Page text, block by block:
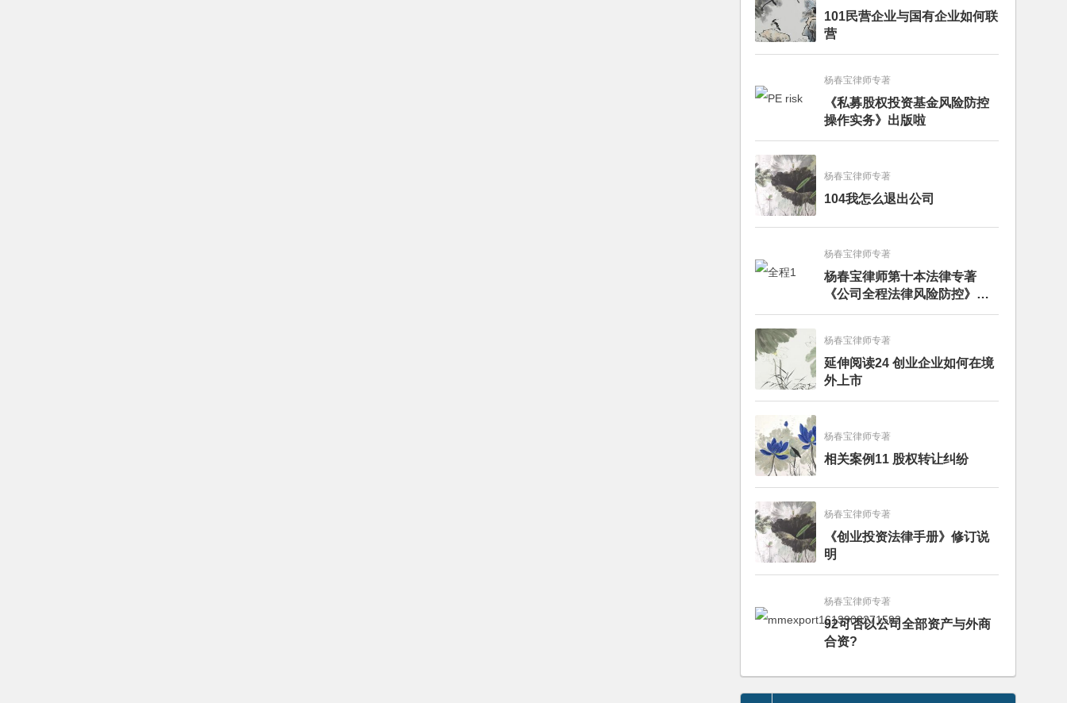
101民营企业与国有企业如何联
营
杨春宝律师专著
《私募股权投资基金风险防控
操作实务》出版啦
杨春宝律师专著
104我怎么退出公司
杨春宝律师专著
杨春宝律师第十本法律专著
《公司全程法律风险防控》出
版
杨春宝律师专著
延伸阅读24 创业企业如何在境
外上市
杨春宝律师专著
相关案例11 股权转让纠纷
杨春宝律师专著
《创业投资法律手册》修订说
明
杨春宝律师专著
92可否以公司全部资产与外商
合资?